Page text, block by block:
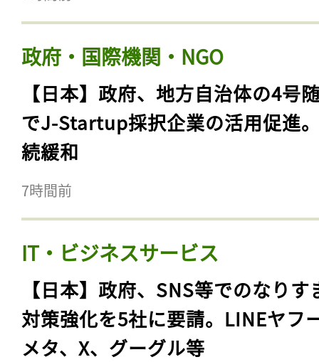
政府・国際機関・NGO
【日本】政府、地方自治体の4号
でJ-Startup採択企業の活用促進
続緩和
7時間前
IT・ビジネスサービス
【日本】政府、SNS等でのなりす
対策強化を5社に要請。LINEヤフ
メタ、X、グーグル等